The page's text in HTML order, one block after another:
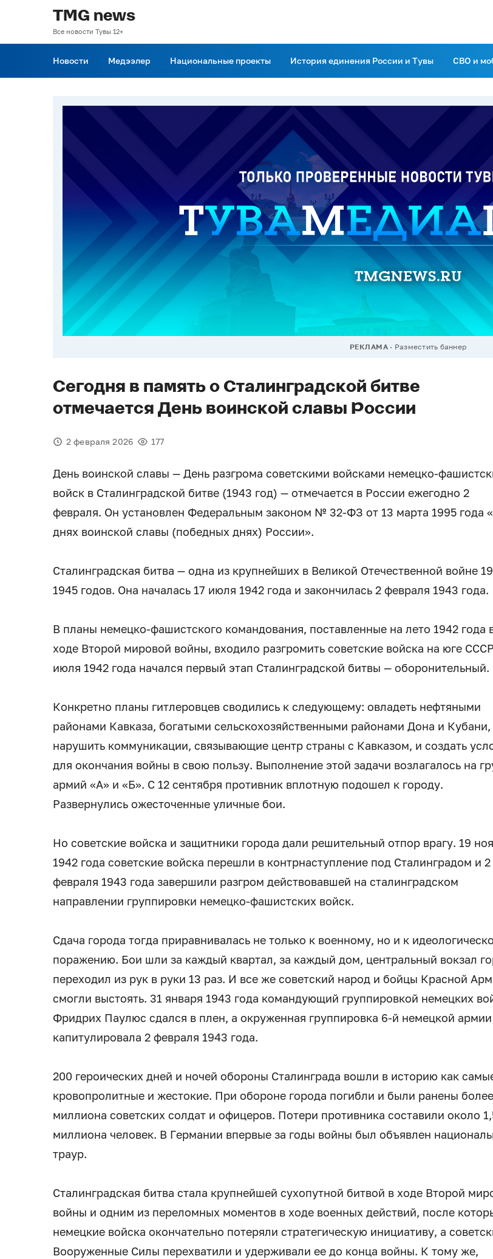
TMG news
Все новости Тувы 12+
Новости Медээлер Национальные проекты История единения России и Тувы СВО и
РЕКЛАМА Разместить баннер
Сегодня в память о Сталинградской битве
отмечается День воинской славы России
2 февраля 2026 177
День воинской славы — День разгрома советскими войсками немецко-
войск в Сталинградской битве (1943 год) — отмечается в России ежегодно 2
февраля. Он установлен Федеральным законом № 32-ФЗ от 13 марта 1995 года
днях воинской славы (победных днях) России».
Сталинградская битва — одна из крупнейших в Великой Отечественной войне
1945 годов. Она началась 17 июля 1942 года и закончилась 2 февраля 1943 года.
В планы немецко-фашистского командования, поставленные на лето 1942 года
ходе Второй мировой войны, входило разгромить советские войска на юге
июля 1942 года начался первый этап Сталинградской битвы — оборонительный.
Конкретно планы гитлеровцев сводились к следующему: овладеть нефтяными
районами Кавказа, богатыми сельскохозяйственными районами Дона и Кубани,
нарушить коммуникации, связывающие центр страны с Кавказом, и создать
для окончания войны в свою пользу. Выполнение этой задачи возлагалось на
армий «А» и «Б». С 12 сентября противник вплотную подошел к городу.
Развернулись ожесточенные уличные бои.
Но советские войска и защитники города дали решительный отпор врагу. 19
1942 года советские войска перешли в контрнаступление под Сталинградом и 2
февраля 1943 года завершили разгром действовавшей на сталинградском
направлении группировки немецко-фашистских войск.
Сдача города тогда приравнивалась не только к военному, но и к
поражению. Бои шли за каждый квартал, за каждый дом, центральный вокзал
переходил из рук в руки 13 раз. И все же советский народ и бойцы Красной
смогли выстоять. 31 января 1943 года командующий группировкой немецких
Фридрих Паулюс сдался в плен, а окруженная группировка 6-й немецкой армии
капитулировала 2 февраля 1943 года.
200 героических дней и ночей обороны Сталинграда вошли в историю как
кровопролитные и жестокие. При обороне города погибли и были ранены более
миллиона советских солдат и офицеров. Потери противника составили около
миллиона человек. В Германии впервые за годы войны был объявлен
траур.
Сталинградская битва стала крупнейшей сухопутной битвой в ходе Второй
войны и одним из переломных моментов в ходе военных действий, после
немецкие войска окончательно потеряли стратегическую инициативу, а
Вооруженные Силы перехватили и удерживали ее до конца войны. К тому же,